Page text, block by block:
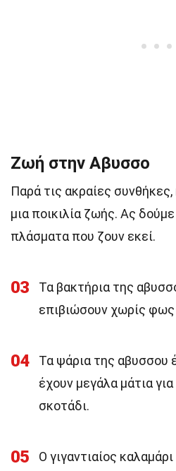
Ζωή στην Αβυσσο
Παρά τις ακραίες
μια ποικιλία ζωής. Ας
πλάσματα που ζουν εκεί.
03
Τα βακτήρια της
επιβιώσουν χωρίς φως
04
Τα ψάρια της αβυσσου
έχουν μεγάλα μάτια
σκοτάδι.
05
Ο γιγαντιαίος